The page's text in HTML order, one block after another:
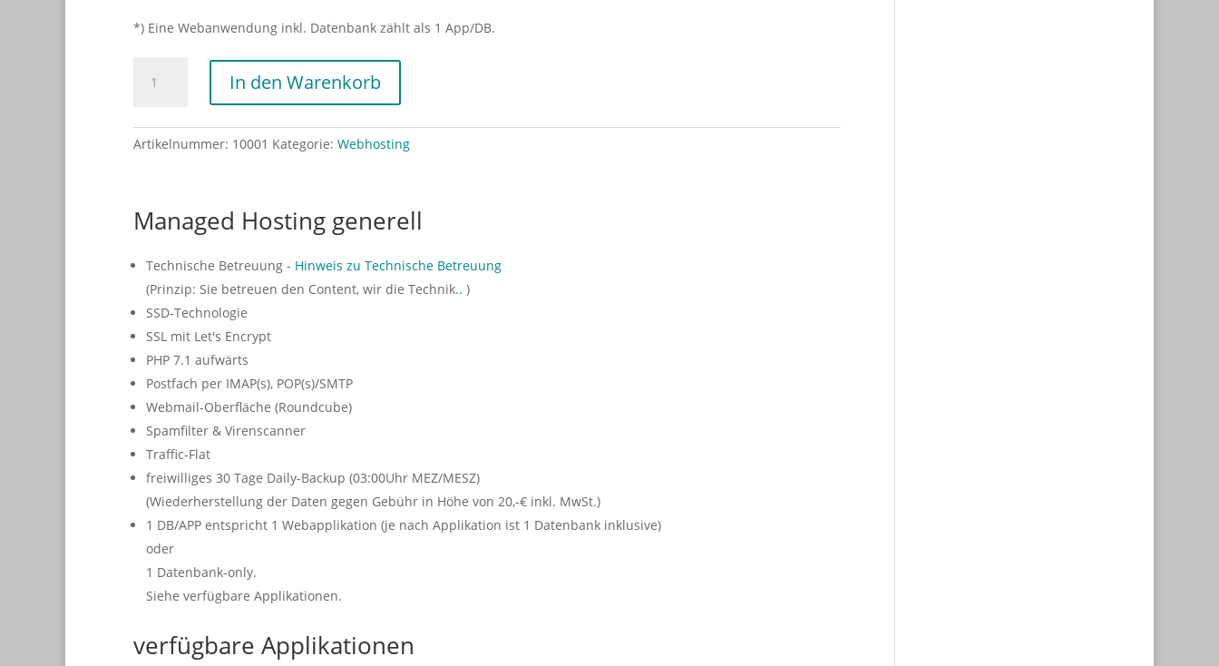
*) Eine Webanwendung inkl. Datenbank zählt als 1 App/DB.
Basic
Menge
In den Warenkorb
Artikelnummer: 10001 Kategorie: Webhosting
Managed Hosting generell
Technische Betreuung - Hinweis zu Technische Betreuung
(Prinzip: Sie betreuen den Content, wir die Technik.. )
SSD-Technologie
SSL mit Let's Encrypt
PHP 7.1 aufwärts
Postfach per IMAP(s), POP(s)/SMTP
Webmail-Oberfläche (Roundcube)
Spamfilter & Virenscanner
Traffic-Flat
freiwilliges 30 Tage Daily-Backup (03:00Uhr MEZ/MESZ)
(Wiederherstellung der Daten gegen Gebühr in Höhe von 20,-€ inkl. MwSt.)
1 DB/APP entspricht 1 Webapplikation (je nach Applikation ist 1 Datenbank inklusive)
oder
1 Datenbank-only.
Siehe verfügbare Applikationen.
verfügbare Applikationen